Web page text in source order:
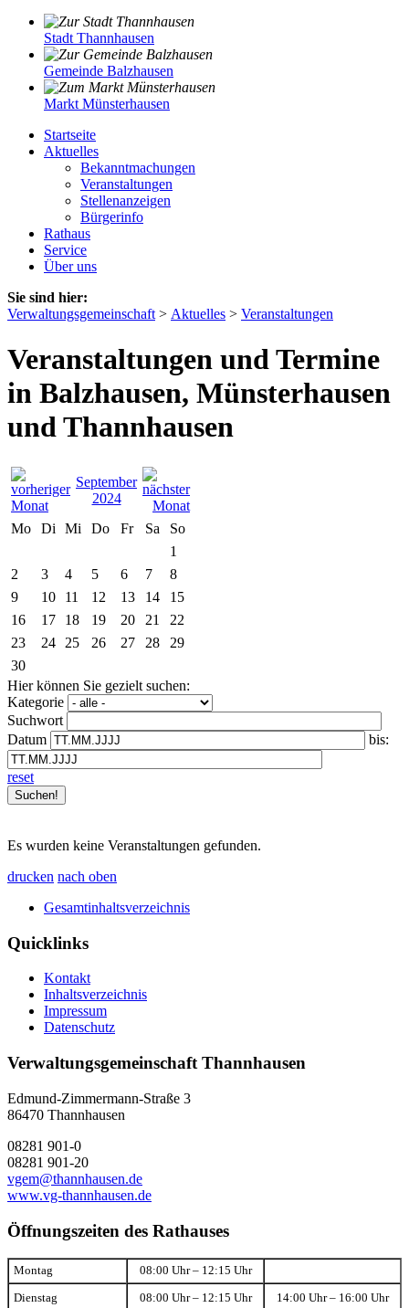
Stadt Thannhausen
Gemeinde Balzhausen
Markt Münsterhausen
Startseite
Aktuelles
Bekanntmachungen
Veranstaltungen
Stellenanzeigen
Bürgerinfo
Rathaus
Service
Über uns
Sie sind hier:
Verwaltungsgemeinschaft > Aktuelles > Veranstaltungen
Veranstaltungen und Termine
in Balzhausen, Münsterhausen
und Thannhausen
September
2024
Mo
Di Mi Do Fr Sa
So
1
2
3 4 5 6 7
8
9
10 11 12 13 14
15
16
17 18 19 20 21
22
23
24 25 26 27 28
29
30
Hier können Sie gezielt suchen:
Kategorie
Suchwort
Datum
bis:
reset
Es wurden keine Veranstaltungen gefunden.
drucken nach oben
Gesamtinhaltsverzeichnis
Quicklinks
Kontakt
Inhaltsverzeichnis
Impressum
Datenschutz
Verwaltungsgemeinschaft Thannhausen
Edmund-Zimmermann-Straße 3
86470 Thannhausen
08281 901-0
08281 901-20
vgem@thannhausen.de
www.vg-thannhausen.de
Öffnungszeiten des Rathauses
Montag 08:00 Uhr – 12:15 Uhr
Dienstag 08:00 Uhr – 12:15 Uhr 14:00 Uhr – 16:00 Uhr